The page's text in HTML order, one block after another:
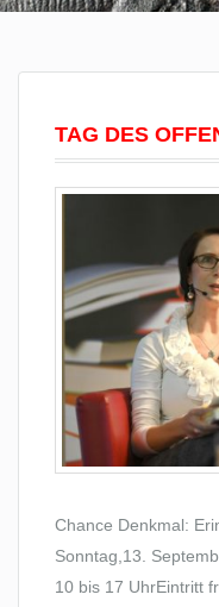
TAG DES
Chance Denkmal:
Sonntag,13.
10 bis 17 UhrEintritt